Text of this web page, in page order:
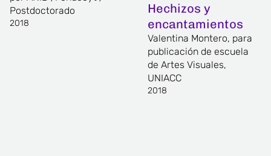
Postdoctorado
2018
Hechizos y
encantamientos
Valentina Montero, para
publicación de escuela
de Artes Visuales,
UNIACC
2018